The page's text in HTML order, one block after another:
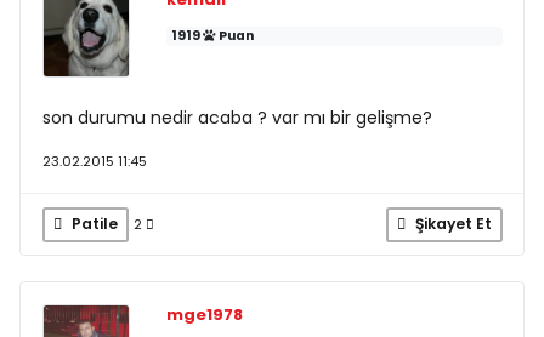
1919 Puan
son durumu nedir acaba ? var mı bir gelişme?
23.02.2015 11:45
Patile 2 Şikayet Et
mge1978